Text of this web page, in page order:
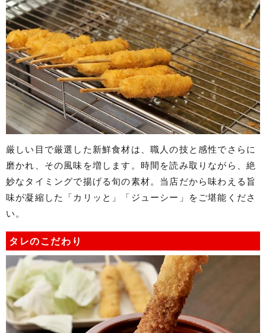
厳しい目で厳選した新鮮食材は、職人の技と感性でさらに
磨かれ、その風味を増します。時間を読み取りながら、絶
妙なタイミングで揚げる旬の素材。当店だから味わえる旨
味が凝縮した「カリッと」「ジューシー」をご堪能くださ
い。
タレのこだわり